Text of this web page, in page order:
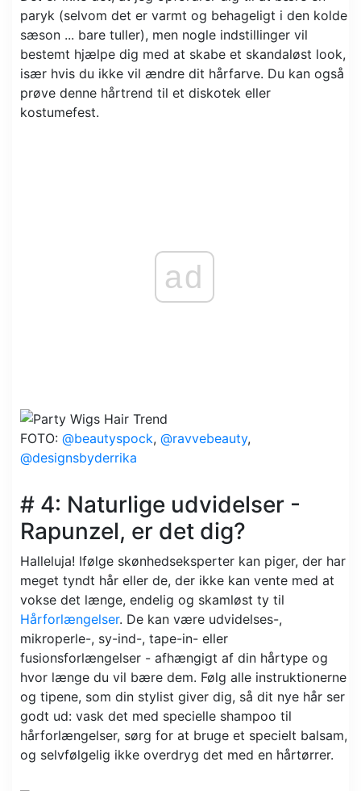
paryk (selvom det er varmt og behageligt i den kolde
sæson ... bare tuller), men nogle indstillinger vil
bestemt hjælpe dig med at skabe et skandaløst look,
især hvis du ikke vil ændre dit hårfarve. Du kan også
prøve denne hårtrend til et diskotek eller
kostumefest.
ad
FOTO: @beautyspock, @ravvebeauty,
@designsbyderrika
# 4: Naturlige udvidelser -
Rapunzel, er det dig?
Halleluja! Ifølge skønhedseksperter kan piger, der har
meget tyndt hår eller de, der ikke kan vente med at
vokse det længe, ​​endelig og skamløst ty til
Hårforlængelser. De kan være udvidelses-,
mikroperle-, sy-ind-, tape-in- eller
fusionsforlængelser - afhængigt af din hårtype og
hvor længe du vil bære dem. Følg alle instruktionerne
og tipene, som din stylist giver dig, så dit nye hår ser
godt ud: vask det med specielle shampoo til
hårforlængelser, sørg for at bruge et specielt balsam,
og selvfølgelig ikke overdryg det med en hårtørrer.